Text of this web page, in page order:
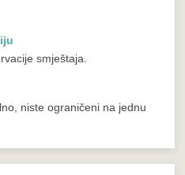
smještaja.
niste ograničeni na jednu